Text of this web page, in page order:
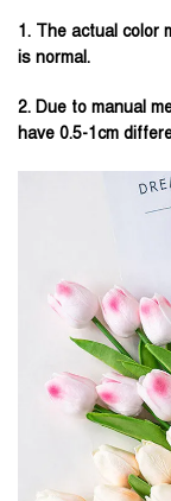
1. The actual color
is normal.
2. Due to manual
have 0.5-1cm